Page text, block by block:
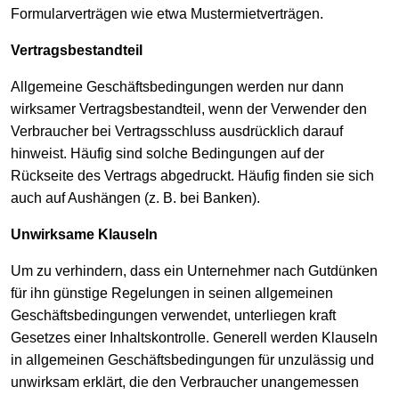
Formularverträgen wie etwa Mustermietverträgen.
Vertragsbestandteil
Allgemeine Geschäftsbedingungen werden nur dann
wirksamer Vertragsbestandteil, wenn der Verwender den
Verbraucher bei Vertragsschluss ausdrücklich darauf
hinweist. Häufig sind solche Bedingungen auf der
Rückseite des Vertrags abgedruckt. Häufig finden sie sich
auch auf Aushängen (z. B. bei Banken).
Unwirksame Klauseln
Um zu verhindern, dass ein Unternehmer nach Gutdünken
für ihn günstige Regelungen in seinen allgemeinen
Geschäftsbedingungen verwendet, unterliegen kraft
Gesetzes einer Inhaltskontrolle. Generell werden Klauseln
in allgemeinen Geschäftsbedingungen für unzulässig und
unwirksam erklärt, die den Verbraucher unangemessen